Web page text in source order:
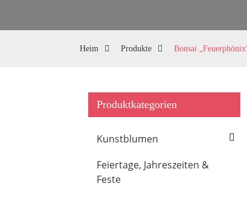
Heim Produkte Bonsai
Produktkategorien
Kunstblumen
Feiertage, Jahreszeiten &
Feste
Loading...
Loading...